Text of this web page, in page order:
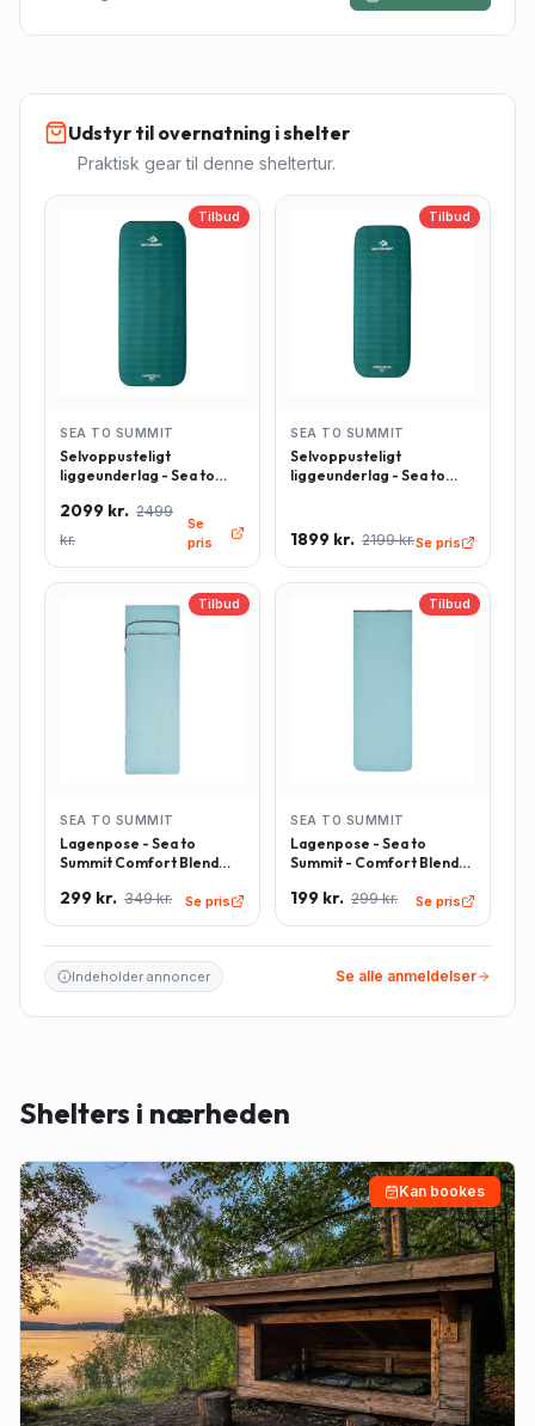
Udstyr til overnatning i shelter
Praktisk gear til denne sheltertur.
Tilbud
SEA TO SUMMIT
Selvoppusteligt
liggeunderlag - Sea to
Rektangulær - Large -
Grøn
2099 kr. 2499
kr.
Se
pris
Tilbud
SEA TO SUMMIT
Selvoppusteligt
liggeunderlag - Sea to
Grøn
1899 kr. 2199 kr.Se pris
Tilbud
SEA TO SUMMIT
Lagenpose - Sea to
Summit Comfort Blend
pudeindlæg -
299 kr. 349 kr. Se pris
Tilbud
SEA TO SUMMIT
Lagenpose - Sea to
Summit - Comfort Blend
Rektangulær - Lyseblå
199 kr. 299 kr. Se pris
Indeholder annoncer Se alle anmeldelser
Shelters i nærheden
Kan bookes